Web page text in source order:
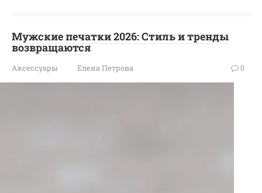
Мужские печатки 2026: Стиль и тренды
возвращаются
Аксессуары Елена Петрова 0